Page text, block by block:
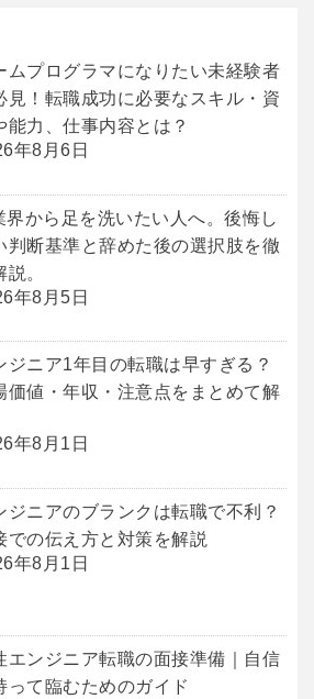
ムプログラマになりたい未経験者
見！転職成功に必要なスキル・資
能力、仕事内容とは？
年8月6日
界から足を洗いたい人へ。後悔し
判断基準と辞めた後の選択肢を徹
説。
年8月5日
ジニア1年目の転職は早すぎる？
価値・年収・注意点をまとめて解
年8月1日
ジニアのブランクは転職で不利？
での伝え方と対策を解説
年8月1日
エンジニア転職の面接準備｜自信
って臨むためのガイド